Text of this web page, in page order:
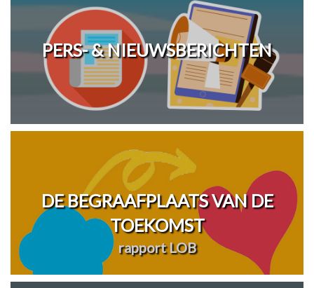
PERS- & NIEUWSBERICHTEN
DE BEGRAAFPLAATS VAN DE
TOEKOMST
rapport LOB